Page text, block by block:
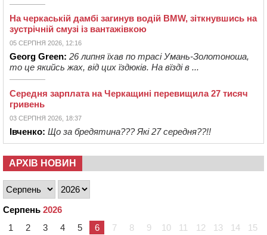
На черкаській дамбі загинув водій BMW, зіткнувшись на
зустрічній смузі із вантажівкою
05 СЕРПНЯ 2026, 12:16
Georg Green: 26 липня їхав по трасі Умань-Золотоноша,
то це якийсь жах, від цих їздюків. На вїзді в ...
Середня зарплата на Черкащині перевищила 27 тисяч
гривень
03 СЕРПНЯ 2026, 18:37
Івченко: Що за бредятина??? Які 27 середня??!!
АРХІВ НОВИН
Серпень 2026
1
2 3 4 5 6 7 8 9 10 11 12 13 14
15